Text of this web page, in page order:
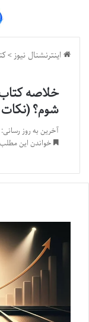
اینترنشنال نیوز>
خلاصه
شوم؟
آخرین به روز رسانی: 12 مرداد 1404
خواندن این مطلب 15 دقیقه زمان میبرد